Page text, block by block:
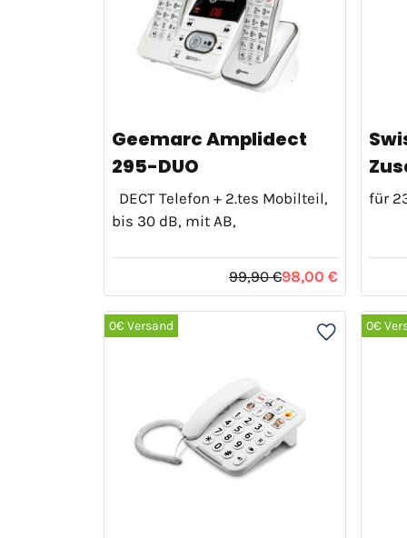
Geemarc Amplidect
295-DUO
DECT Telefon + 2.tes Mobilteil,
bis 30 dB, mit AB,
99,90 €98,00 €
für
0€ Versand 0€